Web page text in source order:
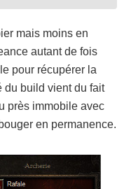
mais moins en
autant de fois
pour récupérer la
du build vient du fait
près immobile avec
en permanence.